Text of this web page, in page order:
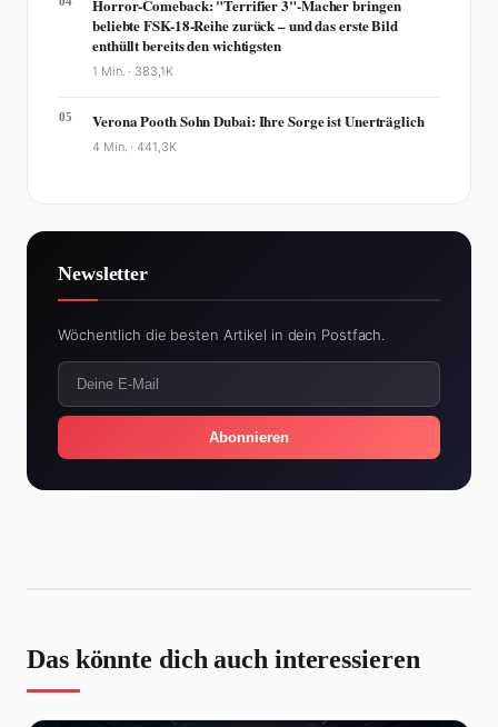
Horror-Comeback: "Terrifier 3"-Macher bringen
beliebte FSK-18-Reihe zurück – und das erste Bild
enthüllt bereits den wichtigsten
1 Min. · 383,1K
05 Verona Pooth Sohn Dubai: Ihre Sorge ist Unerträglich
4 Min. ·441,3K
Newsletter
Wöchentlich die besten Artikel in dein Postfach.
Abonnieren
Das könnte dich auch interessieren